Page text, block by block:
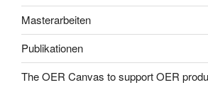
Masterarbeiten
Publikationen
The OER Canvas to support OER